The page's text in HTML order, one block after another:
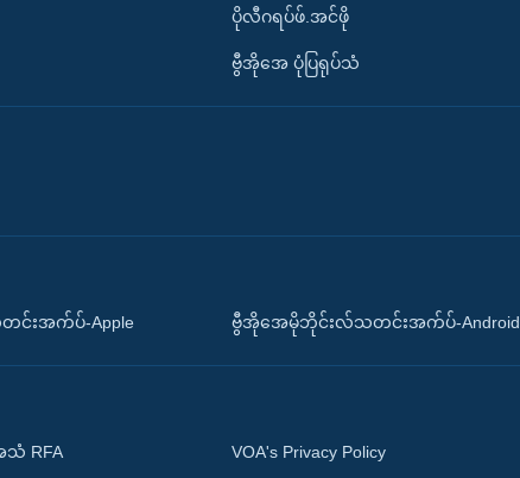
ပိုလီဂရပ်ဖ်.အင်ဖို
ဗွီအိုအေ ပုံပြရုပ်သံ
းအက်ပ်-Apple ဗွီအိုအေမိုဘိုင်းလ်သတင်းအက်ပ်-Android
RFA VOA's Privacy Policy